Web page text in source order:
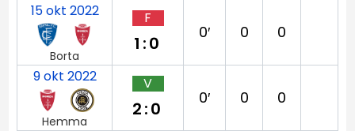
15 okt 2022
Borta
F
1:0
0′ 0 0
9 okt 2022
Hemma
V
2:0
0′ 0 0